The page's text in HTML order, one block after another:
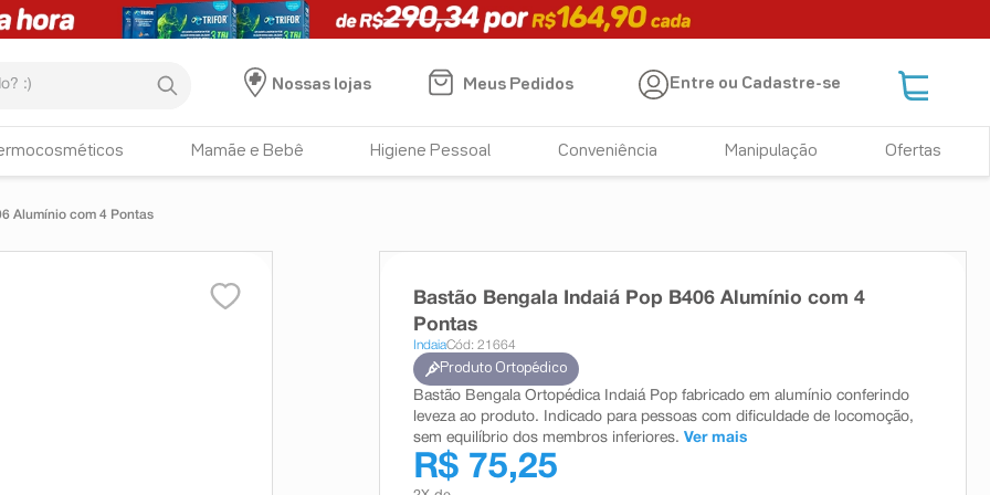
Nossas lojas
Meus Pedidos Entre ou Cadastre-se
Mamãe e Bebê Higiene Pessoal Conveniência Manipulação Ofertas
Alumínio com 4 Pontas
Bastão Bengala Indaiá Pop B406 Alumínio com 4
Pontas
IndaiaCód: 21664
Produto Ortopédico
Bastão Bengala Ortopédica Indaiá Pop fabricado em alumínio conferindo
leveza ao produto. Indicado para pessoas com dificuldade de locomoção,
sem equilíbrio dos membros inferiores. Ver mais
R$ 75,25